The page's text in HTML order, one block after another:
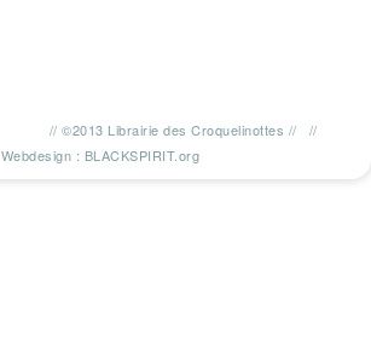
//©2013 Librairie des Croquelinottes //
//
Webdesign : BLACKSPIRIT.org